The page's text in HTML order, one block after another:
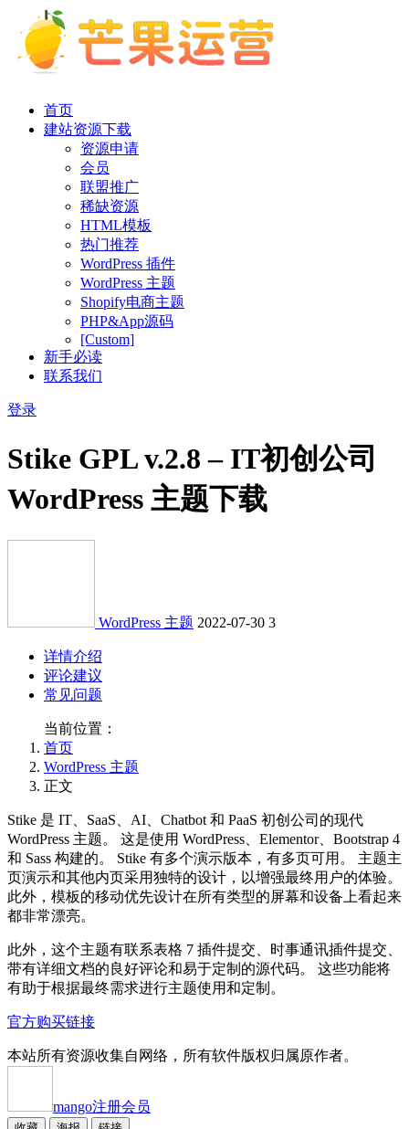
首页
建站资源下载
资源申请
会员
联盟推广
稀缺资源
HTML模板
热门推荐
WordPress 插件
WordPress 主题
Shopify电商主题
PHP&App源码
[Custom]
新手必读
联系我们
登录
Stike GPL v.2.8 – IT初创公司
WordPress 主题下载
WordPress 主题 2022-07-30 3
详情介绍
评论建议
常见问题
当前位置：
首页
WordPress 主题
正文
Stike 是 IT、SaaS、AI、Chatbot 和 PaaS 初创公司的现代
WordPress 主题。 这是使用 WordPress、Elementor、Bootstrap 4
和 Sass 构建的。 Stike 有多个演示版本，有多页可用。 主题主
页演示和其他内页采用独特的设计，以增强最终用户的体验。
此外，模板的移动优先设计在所有类型的屏幕和设备上看起来
都非常漂亮。
此外，这个主题有联系表格 7 插件提交、时事通讯插件提交、
带有详细文档的良好评论和易于定制的源代码。 这些功能将
有助于根据最终需求进行主题使用和定制。
官方购买链接
本站所有资源收集自网络，所有软件版权归属原作者。
mango注册会员